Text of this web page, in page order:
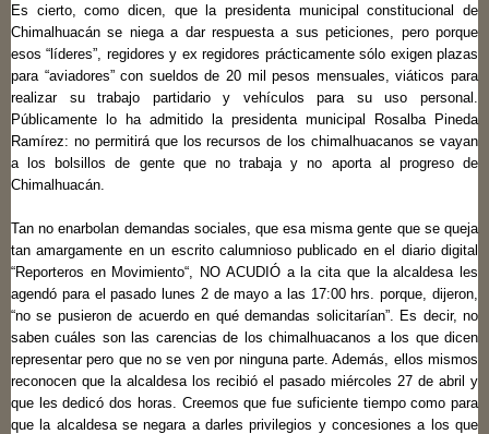
Es cierto, como dicen, que la presidenta municipal constitucional de
Chimalhuacán se niega a dar respuesta a sus peticiones, pero porque
esos “líderes”, regidores y ex regidores prácticamente sólo exigen plazas
para “aviadores” con sueldos de 20 mil pesos mensuales, viáticos para
realizar su trabajo partidario y vehículos para su uso personal.
Públicamente lo ha admitido la presidenta municipal Rosalba Pineda
Ramírez: no permitirá que los recursos de los chimalhuacanos se vayan
a los bolsillos de gente que no trabaja y no aporta al progreso de
Chimalhuacán.
Tan no enarbolan demandas sociales, que esa misma gente que se queja
tan amargamente en un escrito calumnioso publicado en el diario digital
“Reporteros en Movimiento“, NO ACUDIÓ a la cita que la alcaldesa les
agendó para el pasado lunes 2 de mayo a las 17:00 hrs. porque, dijeron,
“no se pusieron de acuerdo en qué demandas solicitarían”. Es decir, no
saben cuáles son las carencias de los chimalhuacanos a los que dicen
representar pero que no se ven por ninguna parte. Además, ellos mismos
reconocen que la alcaldesa los recibió el pasado miércoles 27 de abril y
que les dedicó dos horas. Creemos que fue suficiente tiempo como para
que la alcaldesa se negara a darles privilegios y concesiones a los que